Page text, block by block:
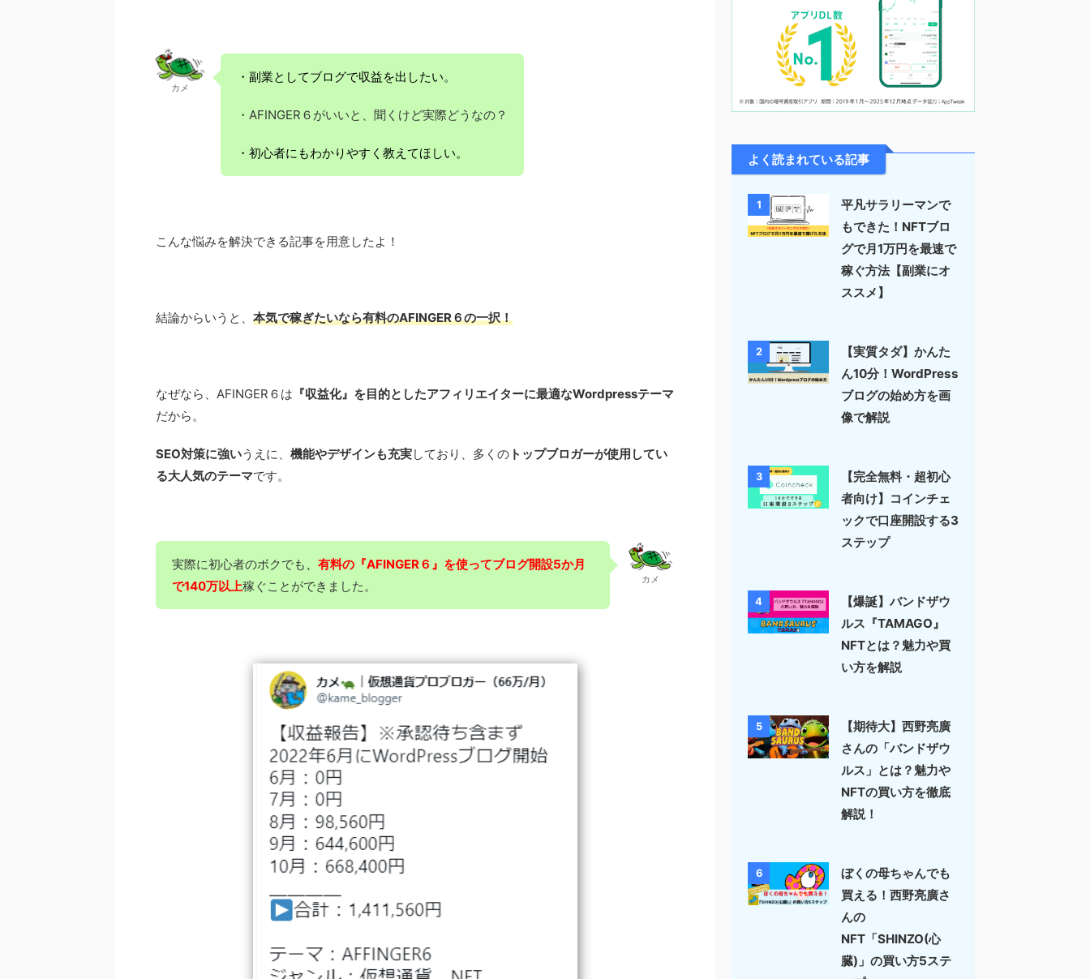
カメ
・副業としてブログで収益を出したい。
・AFINGER６がいいと、聞くけど実際どうなの？
・初心者にもわかりやすく教えてほしい。
こんな悩みを解決できる記事を用意したよ！
結論からいうと、 本気で稼ぎたいなら有料のAFINGER６の一択！
なぜなら、AFINGER６は 『収益化』を目的としたアフィリエイターに最適なWordpressテーマ
だから。
SEO対策に強いうえに、 機能やデザインも充実しており、多くの トップブロガーが使用してい
る大人気のテーマです。
実際に初心者のボクでも 、 有料の『AFINGER６』を使ってブログ開設5か月
で140万以上稼ぐことができました。 カメ
よく読まれている記事
1
平凡サラリーマンで
もできた！NFTブロ
グで月1万円を最速で
稼ぐ方法【副業にオ
ススメ】
2
【実質タダ】かんた
ん10分！WordPress
ブログの始め方を画
像で解説
3
【完全無料・超初心
者向け】コインチェ
ックで口座開設する3
ステップ
4
【爆誕】バンドザウ
ルス『TAMAGO』
NFTとは？魅力や買
い方を解説
5
【期待大】西野亮廣
さんの「バンドザウ
ルス」とは？魅力や
NFTの買い方を徹底
解説！
6
ぼくの母ちゃんでも
買える！西野亮廣さ
んの
NFT「SHINZO(心
臓)」の買い方5ステ